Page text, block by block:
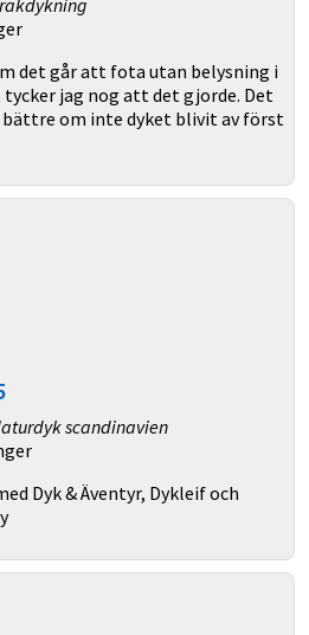
det går att fota utan belysning i
jag nog att det gjorde. Det
bättre om inte dyket blivit av först
scandinavien
Dyk & Äventyr, Dykleif och